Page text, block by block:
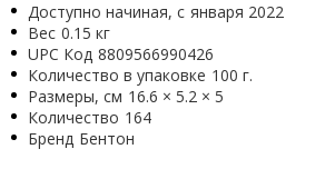
Доступно начиная, с января 2022
Вес 0.15 кг
UPC Код 8809566990426
Количество в упаковке 100 г.
Размеры, см 16.6 × 5.2 × 5
Количество 164
Бренд Бентон